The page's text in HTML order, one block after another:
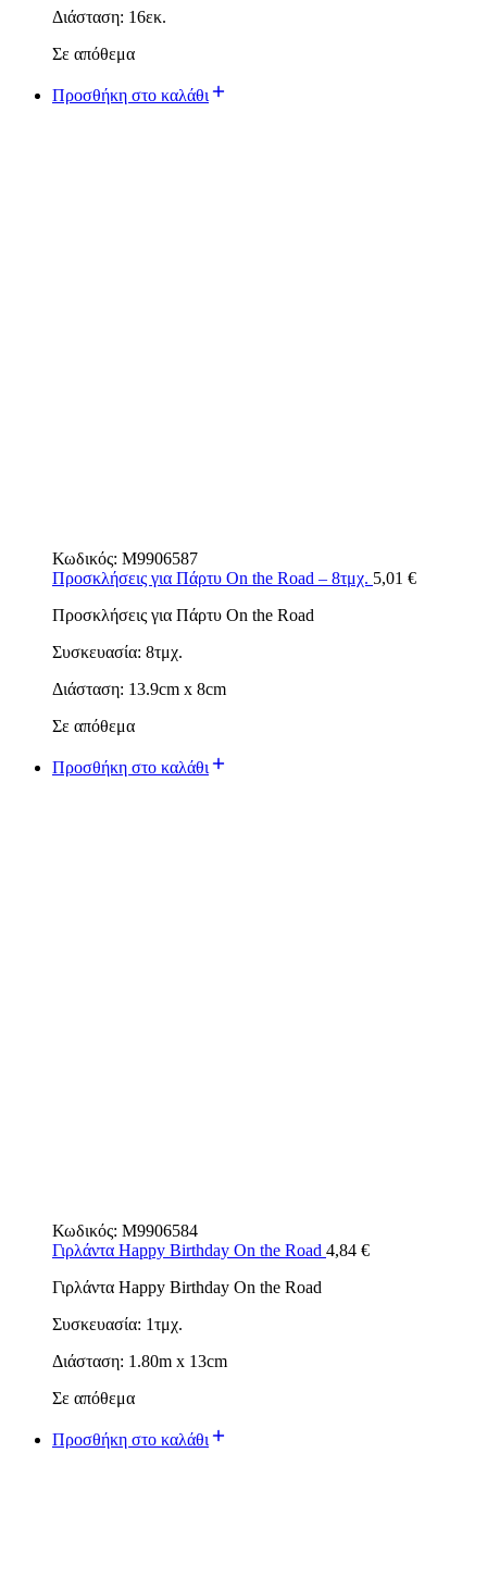
Διάσταση: 16εκ.
Σε απόθεμα
Προσθήκη στο καλάθι
Κωδικός: M9906587
Προσκλήσεις για Πάρτυ On the Road – 8τμχ. 5,01 €
Προσκλήσεις για Πάρτυ On the Road
Συσκευασία: 8τμχ.
Διάσταση: 13.9cm x 8cm
Σε απόθεμα
Προσθήκη στο καλάθι
Κωδικός: M9906584
Γιρλάντα Happy Birthday On the Road 4,84 €
Γιρλάντα Happy Birthday On the Road
Συσκευασία: 1τμχ.
Διάσταση: 1.80m x 13cm
Σε απόθεμα
Προσθήκη στο καλάθι